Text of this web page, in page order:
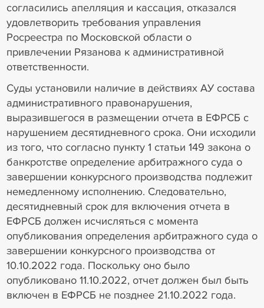
согласились апелляция и кассация, отказался
удовлетворить требования управления
Росреестра по Московской области о
привлечении Рязанова к административной
ответственности.
Суды установили наличие в действиях АУ состава
административного правонарушения,
выразившегося в размещении отчета в ЕФРСБ с
нарушением десятидневного срока. Они исходили
из того, что согласно пункту 1 статьи 149 закона о
банкротстве определение арбитражного суда о
завершении конкурсного производства подлежит
немедленному исполнению. Следовательно,
десятидневный срок для включения отчета в
ЕФРСБ должен исчисляться с момента
опубликования определения арбитражного суда о
завершении конкурсного производства от
10.10.2022 года. Поскольку оно было
опубликовано 11.10.2022, отчет должен был быть
включен в ЕФРСБ не позднее 21.10.2022 года.